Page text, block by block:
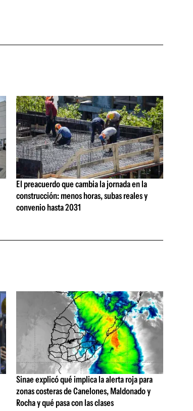
El preacuerdo que cambia la jornada en la
construcción: menos horas, subas reales y
convenio hasta 2031
Sinae explicó qué implica la alerta roja para
zonas costeras de Canelones, Maldonado y
Rocha y qué pasa con las clases